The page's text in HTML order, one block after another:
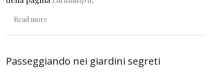
Read more
Passeggiando nei giardini segreti